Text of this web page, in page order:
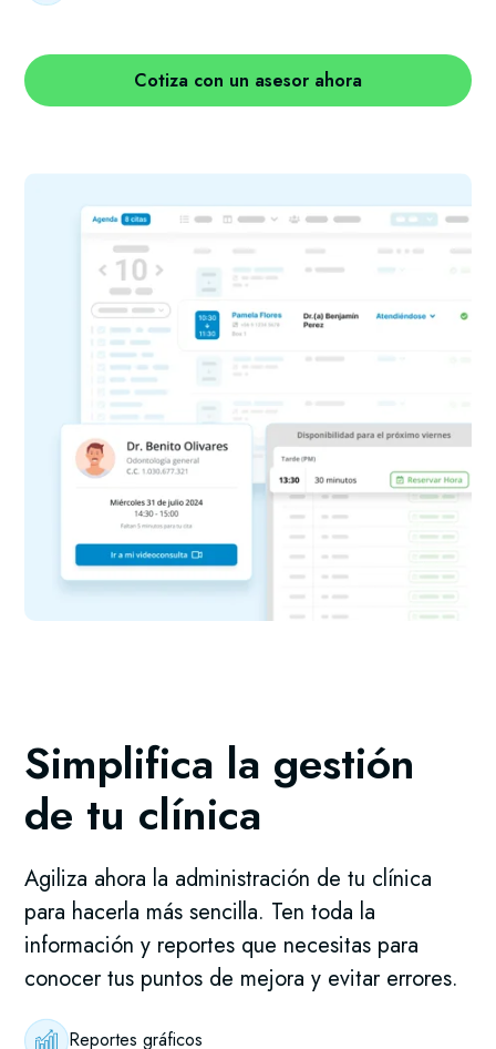
Cotiza con un asesor ahora
Simplifica la gestión
de tu clínica
Agiliza ahora la administración de tu clínica
para hacerla más sencilla. Ten toda la
información y reportes que necesitas para
conocer tus puntos de mejora y evitar errores.
Reportes gráficos